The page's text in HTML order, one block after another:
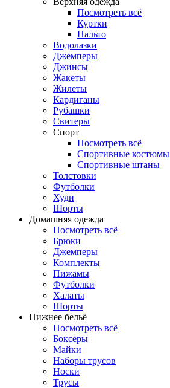
Посмотреть всё
Куртки
Пальто
Водолазки
Джемперы
Джинсы
Жакеты
Жилеты
Кардиганы
Рубашки
Свитеры
Спорт
Посмотреть всё
Спортивные костюмы
Спортивные штаны
Толстовки
Футболки
Худи
Шорты
Домашняя одежда
Посмотреть всё
Брюки
Джемперы
Комплекты
Пижамы
Футболки
Халаты
Шорты
Нижнее бельё
Посмотреть всё
Боксеры
Майки
Наборы трусов
Носки
Трусы